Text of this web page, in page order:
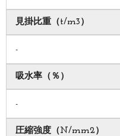
見掛比重（t/m3）
-
吸水率（％）
-
圧縮強度（N/mm2）